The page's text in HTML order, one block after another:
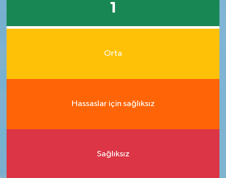
1
Orta
Hassaslar için sağlıksız
Sağlıksız